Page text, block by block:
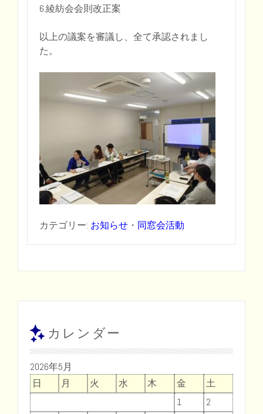
6.綾紡会会則改正案
以上の議案を審議し、全て承認されまし
た。
カテゴリー: お知らせ ・ 同窓会活動
カレンダー
2026年5月
日
月 火 水 木 金
土
1
2